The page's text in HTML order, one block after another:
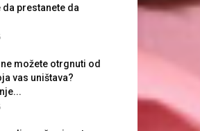
da prestanete da
možete otrgnuti od
vas uništava?